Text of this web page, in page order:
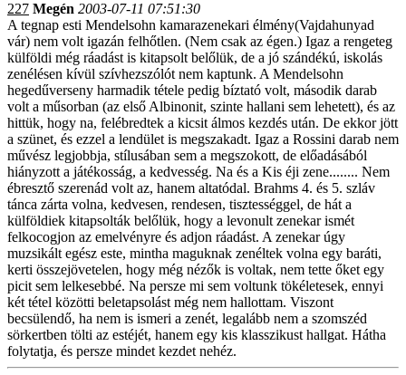
227 Megén 2003-07-11 07:51:30
A tegnap esti Mendelsohn kamarazenekari élmény(Vajdahunyad
vár) nem volt igazán felhőtlen. (Nem csak az égen.) Igaz a rengeteg
külföldi még ráadást is kitapsolt belőlük, de a jó szándékú, iskolás
zenélésen kívül szívhezszólót nem kaptunk. A Mendelsohn
hegedűverseny harmadik tétele pedig bíztató volt, második darab
volt a műsorban (az első Albinonit, szinte hallani sem lehetett), és az
hittük, hogy na, felébredtek a kicsit álmos kezdés után. De ekkor jött
a szünet, és ezzel a lendület is megszakadt. Igaz a Rossini darab nem
művész legjobbja, stílusában sem a megszokott, de előadásából
hiányzott a játékosság, a kedvesség. Na és a Kis éji zene........ Nem
ébresztő szerenád volt az, hanem altatódal. Brahms 4. és 5. szláv
tánca zárta volna, kedvesen, rendesen, tisztességgel, de hát a
külföldiek kitapsolták belőlük, hogy a levonult zenekar ismét
felkocogjon az emelvényre és adjon ráadást. A zenekar úgy
muzsikált egész este, mintha maguknak zenéltek volna egy baráti,
kerti összejövetelen, hogy még nézők is voltak, nem tette őket egy
picit sem lelkesebbé. Na persze mi sem voltunk tökéletesek, ennyi
két tétel közötti beletapsolást még nem hallottam. Viszont
becsülendő, ha nem is ismeri a zenét, legalább nem a szomszéd
sörkertben tölti az estéjét, hanem egy kis klasszikust hallgat. Hátha
folytatja, és persze mindet kezdet nehéz.